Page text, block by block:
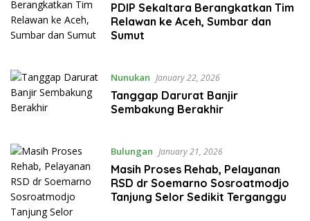
PDIP Sekaltara Berangkatkan Tim
Relawan ke Aceh, Sumbar dan
Sumut
Nunukan January 22, 2026
Tanggap Darurat Banjir
Sembakung Berakhir
Bulungan January 21, 2026
Masih Proses Rehab, Pelayanan
RSD dr Soemarno Sosroatmodjo
Tanjung Selor Sedikit Terganggu